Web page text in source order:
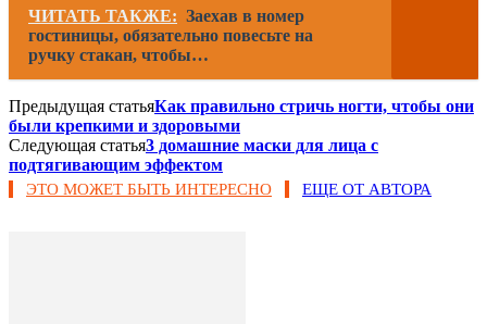
ЧИТАТЬ ТАКЖЕ: Заехав в номер
гостиницы, обязательно повесьте на
ручку стакан, чтобы…
Предыдущая статьяКак правильно стричь ногти, чтобы они
были крепкими и здоровыми
Следующая статья3 домашние маски для лица с
подтягивающим эффектом
ЭТО МОЖЕТ БЫТЬ ИНТЕРЕСНО ЕЩЕ ОТ АВТОРА